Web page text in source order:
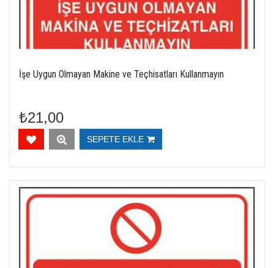
İşe Uygun Olmayan Makine ve Teçhisatları Kullanmayın
₺21,00
SEPETE EKLE